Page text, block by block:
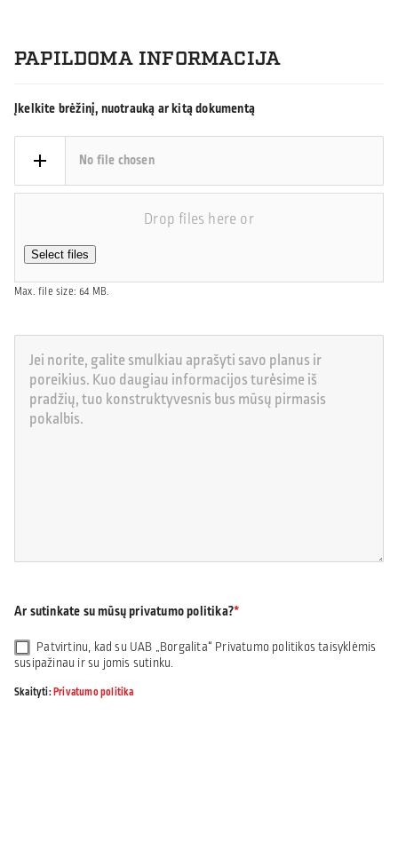
PAPILDOMA INFORMACIJA
Įkelkite brėžinį, nuotrauką ar kitą dokumentą
No file chosen
Drop files here or
Select files
Max. file size: 64 MB.
Ar sutinkate su mūsų privatumo politika?
Patvirtinu, kad su UAB „Borgalita“ Privatumo politikos taisyklėmis
susipažinau ir su jomis sutinku.
Skaityti:Privatumo politika